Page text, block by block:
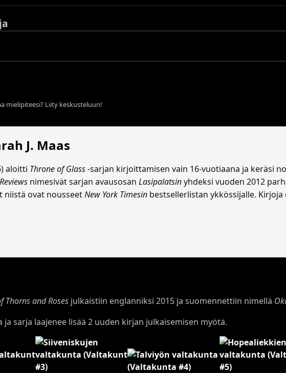
mielipiteesi? Liity keskusteluun!
J. Maas
aloitti Throne of Glass-sarjan kirjoittamisen vain 16-vuotiaana ja keräsi
nimesivät sarjan avausosan Lasipalatsinyhdeksi vuoden 2012
niistä ovat nousseetNew York Timesin bestsellerlistan ykkössijalle.
Thorns and Roses julkaistiin englanniksi 2015 ja suomennettiin nimellä
sarja laajenee lisää 2 uuden kirjan julkaisemisen myötä.